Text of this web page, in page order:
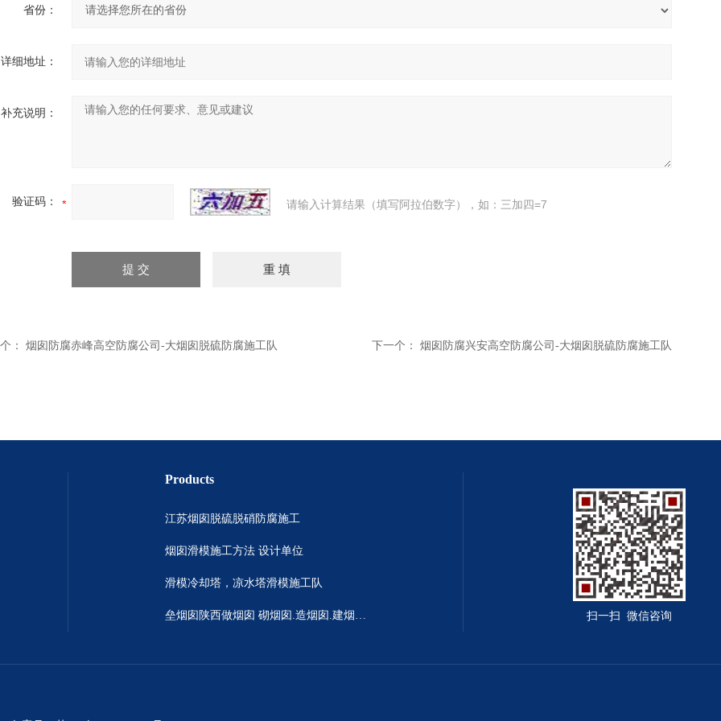
省份：
详细地址：
补充说明：
验证码： 请输入计算结果（填写阿拉伯数字），如：三加四=7
： 烟囱防腐赤峰高空防腐公司-大烟囱脱硫防腐施工队 下一个： 烟囱防腐兴安高空防腐公司-大烟囱脱硫防腐施工队
Products
江苏烟囱脱硫脱硝防腐施工
烟囱滑模施工方法 设计单位
滑模冷却塔，凉水塔滑模施工队
垒烟囱陕西做烟囱 砌烟囱.造烟囱.建烟囱公司 扫一扫 微信咨询